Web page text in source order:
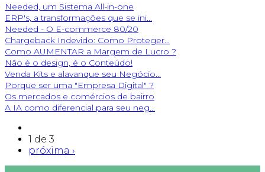
Needed, um Sistema All-in-one
ERP's, a transformações que se ini...
Needed - O E-commerce 80/20
Chargeback Indevido: Como Proteger...
Como AUMENTAR a Margem de Lucro ?
Não é o design, é o Conteúdo!
Venda Kits e alavanque seu Negócio...
Porque ser uma "Empresa Digital" ?
Os mercados e comércios de bairro
A IA como diferencial para seu neg...
1 de 3
próxima ›